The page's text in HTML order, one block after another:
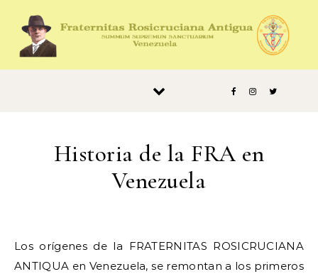
Historia de la FRA en
Venezuela
Los orígenes de la FRATERNITAS ROSICRUCIANA
ANTIQUA en Venezuela, se remontan a los primeros